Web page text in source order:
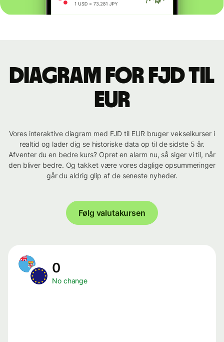
Diagram for FJD til
EUR
Vores interaktive diagram med FJD til EUR bruger vekselkurser i
realtid og lader dig se historiske data op til de sidste 5 år.
Afventer du en bedre kurs? Opret en alarm nu, så siger vi til, når
den bliver bedre. Og takket være vores daglige opsummeringer
går du aldrig glip af de seneste nyheder.
Følg valutakursen
0
No change